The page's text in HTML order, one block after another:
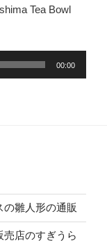
Tea Bowl
00:00
雛人形の通販
売店のすぎうら